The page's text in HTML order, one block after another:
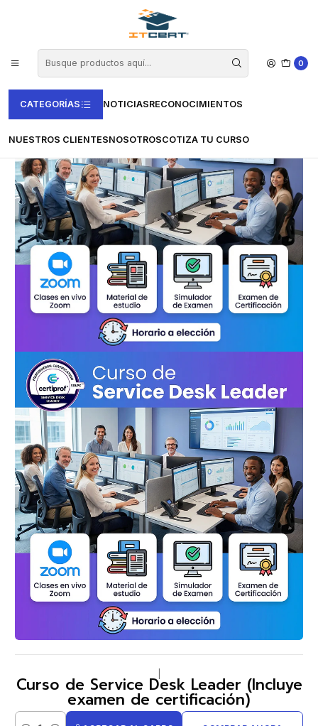
0
CATEGORÍAS NOTICIASRECONOCIMIENTOS
NUESTROS CLIENTESNOSOTROSCOTIZA TU CURSO
Certiprof
Curso de Service Desk Leader (Incluye examen de certificación)
Curso de Service Desk Leader (Incluye
examen de certificación)